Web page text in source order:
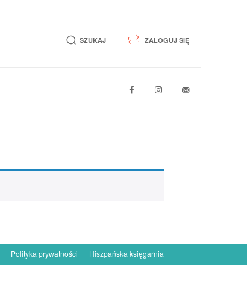
SZUKAJ ZALOGUJ SIĘ
Polityka prywatności Hiszpańska księgarnia